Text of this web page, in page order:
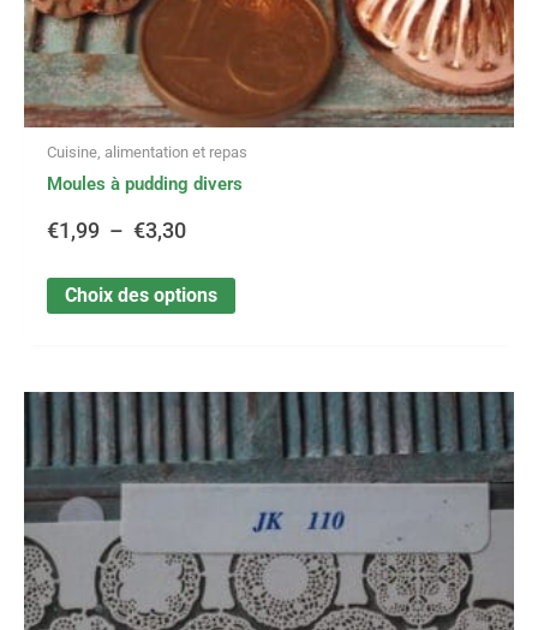
Cuisine, alimentation et repas
Moules à pudding divers
€1,99 – €3,30
Choix des options
du
Plage
de
€3,50
Ce
produit
a
plusieurs
variations.
options
peuvent
être